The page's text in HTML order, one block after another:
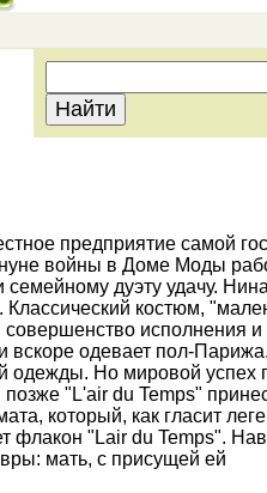
предприятие самой
войны в Доме Моды
дуэту удачу.
Классический костюм,
совершенство исполнения и
вскоре одевает пол-
одежды. Но мировой успех
"L'air du Temps"
который, как гласит
флакон "Lair du Temps".
мать, с присущей ей